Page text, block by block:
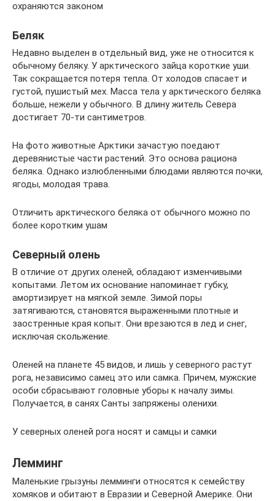
охраняются законом
Беляк
Недавно выделен в отдельный вид, уже не относится к
обычному беляку. У арктического зайца короткие уши.
Так сокращается потеря тепла. От холодов спасает и
густой, пушистый мех. Масса тела у арктического беляка
больше, нежели у обычного. В длину житель Севера
достигает 70-ти сантиметров.
На фото животные Арктики зачастую поедают
деревянистые части растений. Это основа рациона
беляка. Однако излюбленными блюдами являются почки,
ягоды, молодая трава.
Отличить арктического беляка от обычного можно по
более коротким ушам
Северный олень
В отличие от других оленей, обладают изменчивыми
копытами. Летом их основание напоминает губку,
амортизирует на мягкой земле. Зимой поры
затягиваются, становятся выраженными плотные и
заостренные края копыт. Они врезаются в лед и снег,
исключая скольжение.
Оленей на планете 45 видов, и лишь у северного растут
рога, независимо самец это или самка. Причем, мужские
особи сбрасывают головные уборы к началу зимы.
Получается, в санях Санты запряжены оленихи.
У северных оленей рога носят и самцы и самки
Лемминг
Маленькие грызуны лемминги относятся к семейству
хомяков и обитают в Евразии и Северной Америке. Они